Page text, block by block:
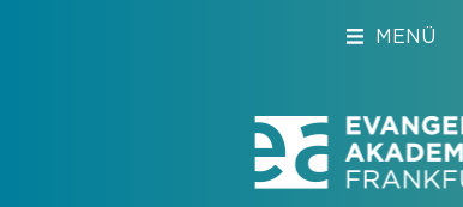
MENÜ